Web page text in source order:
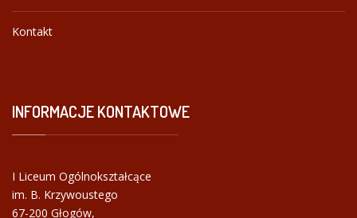
Kontakt
INFORMACJEKONTAKTOWE
I Liceum Ogólnokształcące
im. B. Krzywoustego
67-200 Głogów,